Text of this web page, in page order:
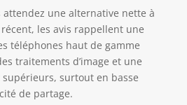
pour être
facilement votre
numérique via la
pratique pour
à distance,
utilisation lors de
de vidéos ou de
attendez une alternative nette à
les avis rappellent une
téléphones haut de gamme
traitements d’image et une
surtout en basse
de partage.